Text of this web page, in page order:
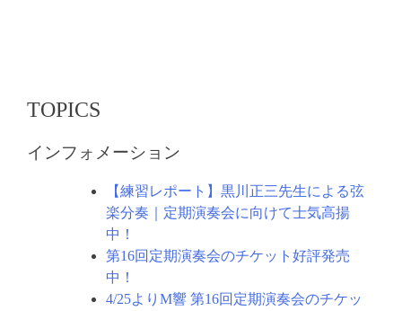
ョ
TOPICS
インフォメーション
【練習レポート】黒川正三先生による弦
楽分奏｜定期演奏会に向けて士気高揚
中！
第16回定期演奏会のチケット好評発売
中！
4/25よりM響 第16回定期演奏会のチケッ